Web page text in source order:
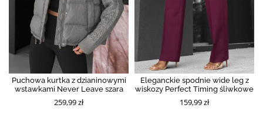
Puchowa kurtka z dzianinowymi
wstawkami Never Leave szara
259,99 zł
Eleganckie spodnie wide leg z
wiskozy Perfect Timing śliwkowe
159,99 zł